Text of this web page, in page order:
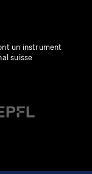
un instrument
suisse